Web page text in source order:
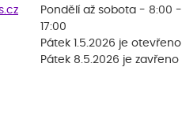
Pondělí až sobota - 8:00 -
17:00
Pátek 1.5.2026 je otevřeno
Pátek 8.5.2026 je zavřeno